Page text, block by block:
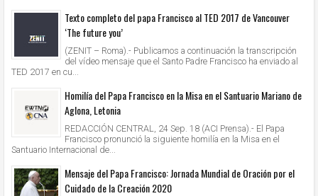
Texto completo del papa Francisco al TED 2017 de Vancouver
‘The future you’
(ZENIT – Roma).- Publicamos a continuación la transcripción
del vídeo mensaje que el Santo Padre Francisco ha enviado al
TED 2017 en cu...
Homilía del Papa Francisco en la Misa en el Santuario Mariano de
Aglona, Letonia
REDACCIÓN CENTRAL, 24 Sep. 18 (ACI Prensa).- El Papa
Francisco pronunció la siguiente homilía en la Misa en el
Santuario Internacional de...
Mensaje del Papa Francisco: Jornada Mundial de Oración por el
Cuidado de la Creación 2020